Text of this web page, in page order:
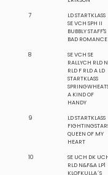
7
LD STARTKLASS
SE VCH SPH II
BUBBLY STAFF'S
BAD ROMANCE
8
SE VCH SE
RALLYCH RLD N
RLD F RLD A LD
STARTKLASS
A KIND OF
HANDY
9
LD STARTKLASS
QUEEN OF MY
HEART
10
SE UCH DK
RLD N&F&A LP1
KLOFKULLA´S